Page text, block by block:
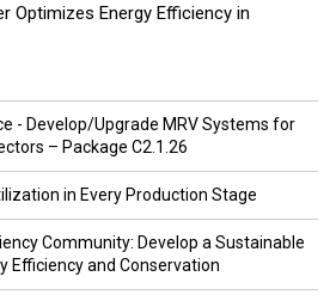
Optimizes Energy Efficiency in
- Develop/Upgrade MRV Systems for
– Package C2.1.26
in Every Production Stage
Community: Develop a Sustainable
Efficiency and Conservation